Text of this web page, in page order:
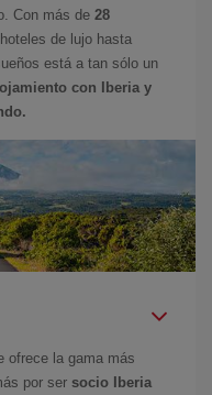
Con más de 28
de lujo hasta
está a tan sólo un
con Iberia y
ofrece la gama más
por ser socio Iberia